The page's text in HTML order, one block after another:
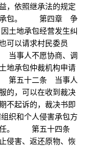
，依照继承法的规定
续承包。 第四章 争
地承包经营发生纠
可以请求村民委员
事人不愿协商、调
地承包仲裁机构申请
第五十二条 当事人
的，可以在收到裁决
不起诉的，裁决书即
和个人侵害承包方
任。 第五十四条
侵害、返还原物、恢